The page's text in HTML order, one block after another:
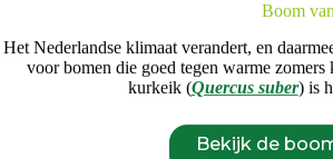
Boom
Het Nederlandse klimaat verandert, en
voor bomen die goed tegen warme
kurkeik (Quercus suber) is
Bekijk de
Prijs